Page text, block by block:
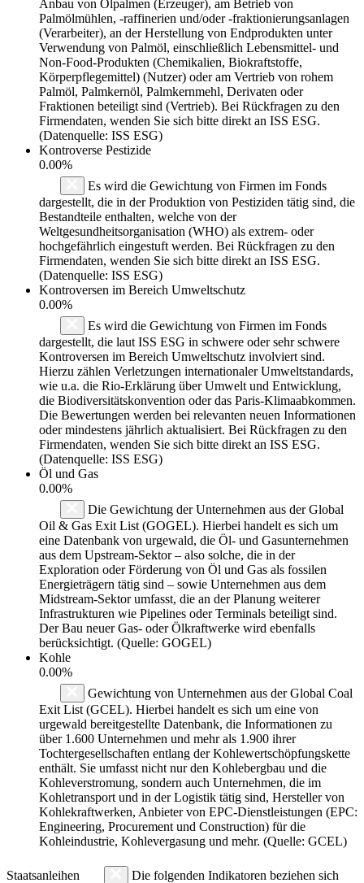
Anbau von Ölpalmen (Erzeuger), am Betrieb von
Palmölmühlen, -raffinerien und/oder -fraktionierungsanlagen
(Verarbeiter), an der Herstellung von Endprodukten unter
Verwendung von Palmöl, einschließlich Lebensmittel- und
Non-Food-Produkten (Chemikalien, Biokraftstoffe,
Körperpflegemittel) (Nutzer) oder am Vertrieb von rohem
Palmöl, Palmkernöl, Palmkernmehl, Derivaten oder
Fraktionen beteiligt sind (Vertrieb). Bei Rückfragen zu den
Firmendaten, wenden Sie sich bitte direkt an ISS ESG.
(Datenquelle: ISS ESG)
Kontroverse Pestizide
0.00%
Es wird die Gewichtung von Firmen im Fonds
dargestellt, die in der Produktion von Pestiziden tätig sind, die
Bestandteile enthalten, welche von der
Weltgesundheitsorganisation (WHO) als extrem- oder
hochgefährlich eingestuft werden. Bei Rückfragen zu den
Firmendaten, wenden Sie sich bitte direkt an ISS ESG.
(Datenquelle: ISS ESG)
Kontroversen im Bereich Umweltschutz
0.00%
Es wird die Gewichtung von Firmen im Fonds
dargestellt, die laut ISS ESG in schwere oder sehr schwere
Kontroversen im Bereich Umweltschutz involviert sind.
Hierzu zählen Verletzungen internationaler Umweltstandards,
wie u.a. die Rio-Erklärung über Umwelt und Entwicklung,
die Biodiversitätskonvention oder das Paris-Klimaabkommen.
Die Bewertungen werden bei relevanten neuen Informationen
oder mindestens jährlich aktualisiert. Bei Rückfragen zu den
Firmendaten, wenden Sie sich bitte direkt an ISS ESG.
(Datenquelle: ISS ESG)
Öl und Gas
0.00%
Die Gewichtung der Unternehmen aus der Global
Oil & Gas Exit List (GOGEL). Hierbei handelt es sich um
eine Datenbank von urgewald, die Öl- und Gasunternehmen
aus dem Upstream-Sektor – also solche, die in der
Exploration oder Förderung von Öl und Gas als fossilen
Energieträgern tätig sind – sowie Unternehmen aus dem
Midstream-Sektor umfasst, die an der Planung weiterer
Infrastrukturen wie Pipelines oder Terminals beteiligt sind.
Der Bau neuer Gas- oder Ölkraftwerke wird ebenfalls
berücksichtigt. (Quelle: GOGEL)
Kohle
0.00%
Gewichtung von Unternehmen aus der Global Coal
Exit List (GCEL). Hierbei handelt es sich um eine von
urgewald bereitgestellte Datenbank, die Informationen zu
über 1.600 Unternehmen und mehr als 1.900 ihrer
Tochtergesellschaften entlang der Kohlewertschöpfungskette
enthält. Sie umfasst nicht nur den Kohlebergbau und die
Kohleverstromung, sondern auch Unternehmen, die im
Kohletransport und in der Logistik tätig sind, Hersteller von
Kohlekraftwerken, Anbieter von EPC-Dienstleistungen (EPC:
Engineering, Procurement und Construction) für die
Kohleindustrie, Kohlevergasung und mehr. (Quelle: GCEL)
Staatsanleihen
Die folgenden Indikatoren beziehen sich